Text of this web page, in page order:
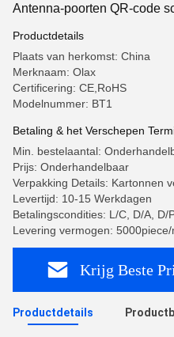
Antenna-poorten QR-code
Productdetails
Plaats van herkomst: China
Merknaam: Olax
Certificering: CE,RoHS
Modelnummer: BT1
Betaling & het Verschepen
Min. bestelaantal:
Prijs: Onderhandelbaar
Verpakking Details: Kartonnen
Levertijd: 10-15 Werkdagen
Betalingscondities: L/C, D/A, D/
Levering vermogen: 5000piece/
Krijg Beste
Productdetails